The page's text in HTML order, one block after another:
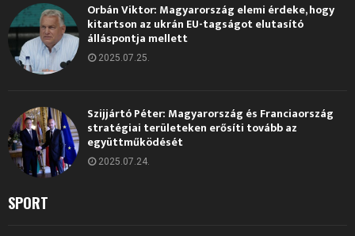
Orbán Viktor: Magyarország elemi érdeke, hogy
kitartson az ukrán EU-tagságot elutasító
álláspontja mellett
2025.07.25.
Szijjártó Péter: Magyarország és Franciaország
stratégiai területeken erősíti tovább az
együttműködését
2025.07.24.
SPORT